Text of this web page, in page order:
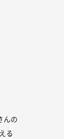
んの
る